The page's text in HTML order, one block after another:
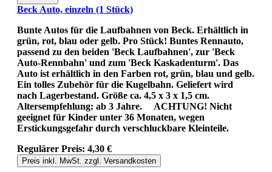
Beck Auto, einzeln (1 Stück)
Bunte Autos für die Laufbahnen von Beck. Erhältlich in
grün, rot, blau oder gelb. Pro Stück! Buntes Rennauto,
passend zu den beiden 'Beck Laufbahnen', zur 'Beck
Auto-Rennbahn' und zum 'Beck Kaskadenturm'. Das
Auto ist erhältlich in den Farben rot, grün, blau und gelb.
Ein tolles Zubehör für die Kugelbahn. Geliefert wird
nach Lagerbestand. Größe ca. 4,5 x 3 x 1,5 cm.
Altersempfehlung: ab 3 Jahre. ACHTUNG! Nicht
geeignet für Kinder unter 36 Monaten, wegen
Erstickungsgefahr durch verschluckbare Kleinteile.
Regulärer Preis: 4,30 €
Preis inkl. MwSt. zzgl. Versandkosten